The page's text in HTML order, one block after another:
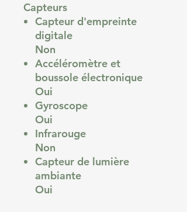
Capteurs
Capteur d'empreinte
digitale
Non
Accéléromètre et
boussole électronique
Oui
Gyroscope
Oui
Infrarouge
Non
Capteur de lumière
ambiante
Oui